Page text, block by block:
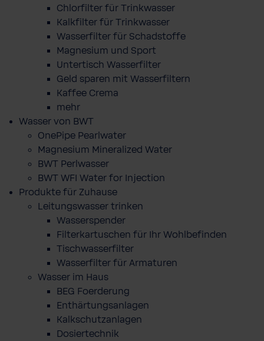
Chlorfilter für Trinkwasser
Kalkfilter für Trinkwasser
Wasserfilter für Schadstoffe
Magnesium und Sport
Untertisch Wasserfilter
Geld sparen mit Wasserfiltern
Kaffee Crema
mehr
Wasser von BWT
OnePipe Pearlwater
Magnesium Mineralized Water
BWT Perlwasser
BWT WFI Water for Injection
Produkte für Zuhause
Leitungswasser trinken
Wasserspender
Filterkartuschen für Ihr Wohlbefinden
Tischwasserfilter
Wasserfilter für Armaturen
Wasser im Haus
BEG Foerderung
Enthärtungsanlagen
Kalkschutzanlagen
Dosiertechnik